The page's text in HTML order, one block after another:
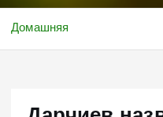
Домашняя